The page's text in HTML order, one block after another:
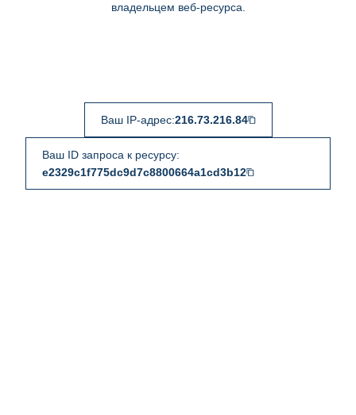
владельцем веб-ресурса.
Ваш IP-адрес:216.73.216.84
Ваш ID запроса к ресурсу:
e2329c1f775dc9d7c8800664a1cd3b12